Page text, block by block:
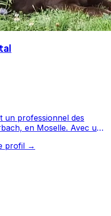
un professionnel des
Moselle. Avec une
ses
depuis sa fiche.
5/5 ⭐⭐⭐⭐⭐ sur
profil →